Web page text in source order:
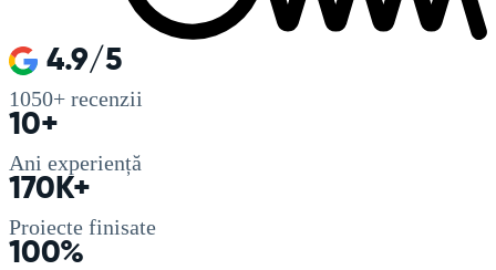
4.9/5
1050+ recenzii
10+
Ani experiență
170K+
Proiecte finisate
100%